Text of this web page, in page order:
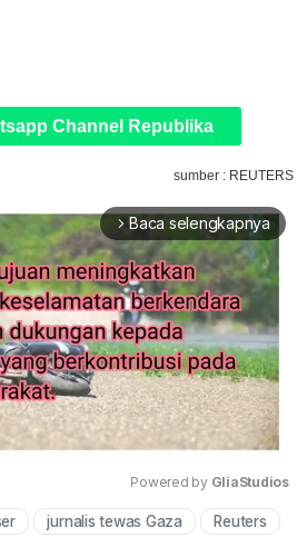
Channel Republika
sumber : REUTERS
arrow_forward_ios Baca selengkapnya
Mute
Powered by GliaStudios
jurnalis tewas Gaza Reuters